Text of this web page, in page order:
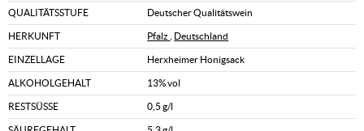
QUALITÄTSSTUFE Deutscher Qualitätswein
HERKUNFT Pfalz Deutschland
EINZELLAGE Herxheimer Honigsack
ALKOHOLGEHALT 13% vol
RESTSÜSSE 0,5 g/l